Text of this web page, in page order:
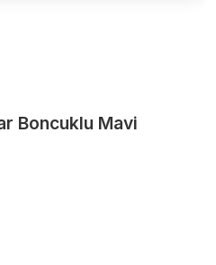
Boncuklu Mavi